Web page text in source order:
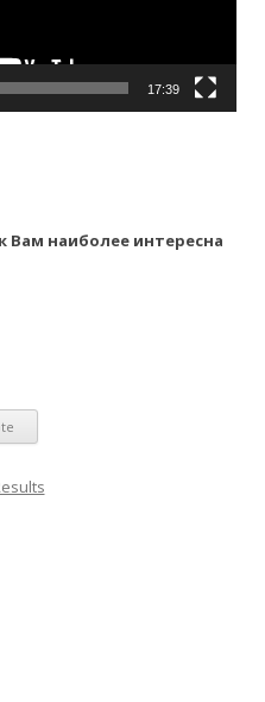
17:39
Вам наиболее интересна